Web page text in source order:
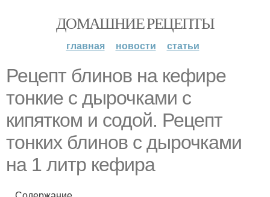
ДОМАШНИЕ РЕЦЕПТЫ
главная новости статьи
Рецепт блинов на кефире
тонкие с дырочками с
кипятком и содой. Рецепт
тонких блинов с дырочками
на 1 литр кефира